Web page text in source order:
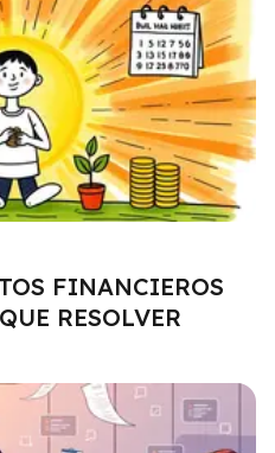
FINANCIEROS
RESOLVER